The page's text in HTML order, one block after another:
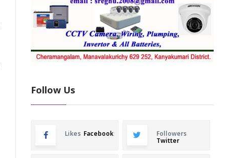
Follow Us
Likes Facebook
Followers
Twitter